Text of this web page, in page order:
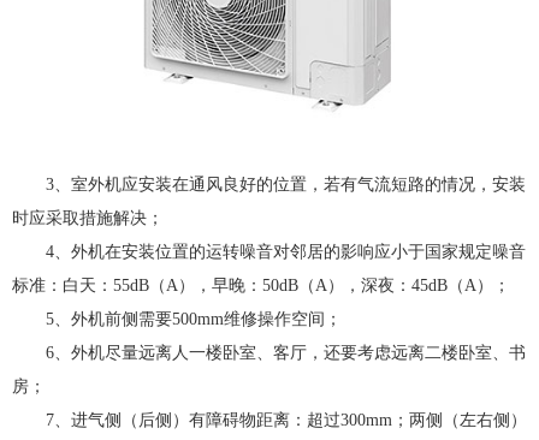
3、室外机应安装在通风良好的位置，若有气流短路的情况，安装
时应采取措施解决；
4、外机在安装位置的运转噪音对邻居的影响应小于国家规定噪音
标准：白天：55dB（A），早晚：50dB（A），深夜：45dB（A）；
5、外机前侧需要500mm维修操作空间；
6、外机尽量远离人一楼卧室、客厅，还要考虑远离二楼卧室、书
房；
7、进气侧（后侧）有障碍物距离：超过300mm；两侧（左右侧）